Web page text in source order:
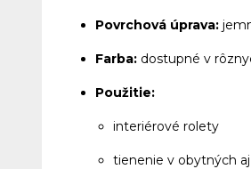
Povrchová úprava:
Farba: dostupné v
Použitie:
interiérové rolety
tienenie v obytných